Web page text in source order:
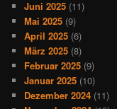
Juni 2025 (11)
Mai 2025 (9)
April 2025 (6)
März 2025 (8)
Februar 2025 (9)
Januar 2025 (10)
Dezember 2024 (11)